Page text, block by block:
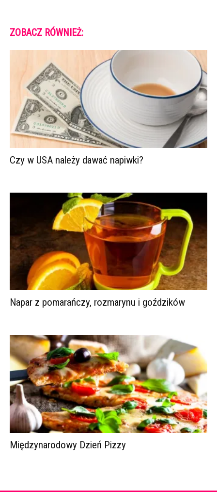
ZOBACZ RÓWNIEŻ:
Czy w USA należy dawać napiwki?
Napar z pomarańczy, rozmarynu i goździków
Międzynarodowy Dzień Pizzy